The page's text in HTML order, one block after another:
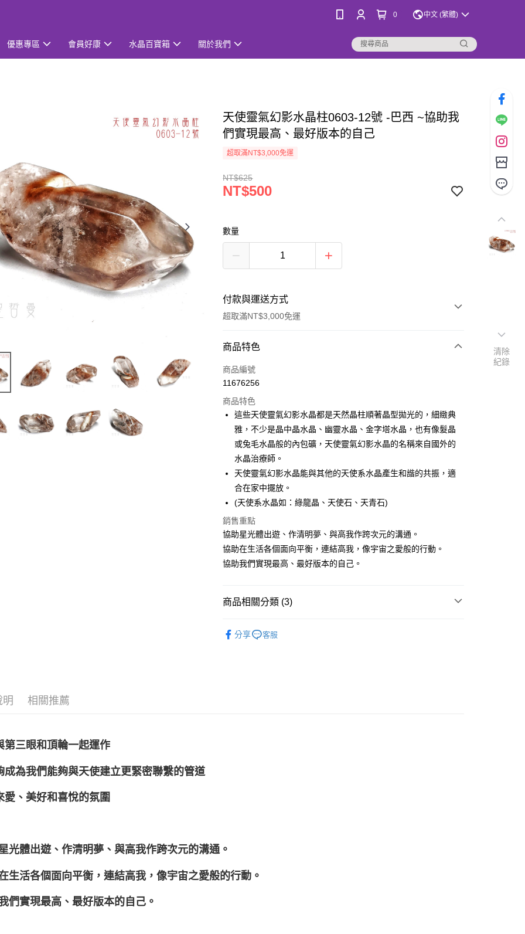
0 中文 (繁體)
優惠專區 會員好康 水晶百寶箱 關於我們
天使靈氣幻影水晶柱0603-12號 -巴西 ~協助我
們實現最高、最好版本的自己
超取滿NT$3,000免運
NT$625
NT$500
數量
付款與運送方式
超取滿NT$3,000免運
付款方式
信用卡一次付款
LINE Pay
Apple Pay
街口支付
悠遊付
ATM付款
運送方式
全家取貨付款
7-11取貨付款
賣家宅配幫您送（台灣）
商品特色
商品編號
11676256
商品特色
這些天使靈氣幻影水晶都是天然晶柱順著晶型拋光的，細緻典
雅，不少是晶中晶水晶、幽靈水晶、金字塔水晶，也有像髮晶
或兔毛水晶般的內包礦，天使靈氣幻影水晶的名稱來自國外的
水晶治療師。
天使靈氣幻影水晶能與其他的天使系水晶產生和諧的共振，適
合在家中擺放。
(天使系水晶如：綠龍晶、天使石、天青石)
銷售重點
協助星光體出遊、作清明夢、與高我作跨次元的溝通。
協助在生活各個面向平衡，連結高我，像宇宙之愛般的行動。
協助我們實現最高、最好版本的自己。
商品相關分類 (3)
分享 客服
明 相關推薦
第三眼和頂輪一起運作
成為我們能夠與天使建立更緊密聯繫的管道
愛、美好和喜悅的氛圍
光體出遊、作清明夢、與高我作跨次元的溝通。
生活各個面向平衡，連結高我，像宇宙之愛般的行動。
們實現最高、最好版本的自己。
清除
紀錄